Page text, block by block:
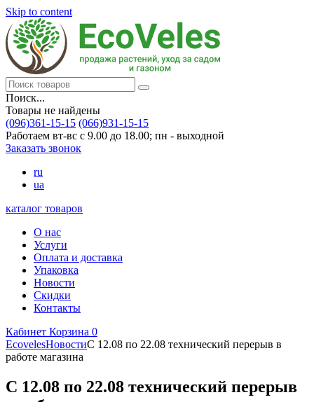
Skip to content
Поиск...
Товары не найдены
(096)361-15-15 (066)931-15-15
Работаем вт-вс с 9.00 до 18.00; пн - выходной
Заказать звонок
ru
ua
каталог товаров
О нас
Услуги
Оплата и доставка
Упаковка
Новости
Скидки
Контакты
Кабинет Корзина 0
EcovelesНовостиС 12.08 по 22.08 технический перерыв в
работе магазина
С 12.08 по 22.08 технический перерыв